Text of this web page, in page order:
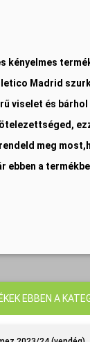
kényelmes
Madrid
viselet és
meg
ebben a
EBBEN A